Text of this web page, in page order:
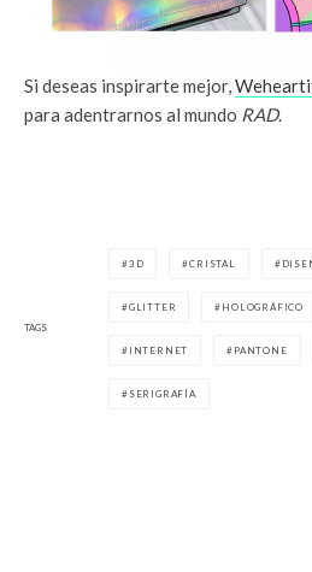
Si deseas inspirarte mejor,
para adentrarnos al mundo RAD.
TAGS
3D CRISTAL
GLITTER HOLOGRÁFICO
INTERNET PANTONE
SERIGRAFÍA